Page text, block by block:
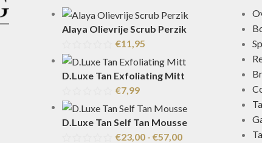
Alaya Olievrije Scrub Perzik
€11,95
D.Luxe Tan Exfoliating Mitt
€7,99
D.Luxe Tan Self Tan Mousse
€23,00 - €57,00